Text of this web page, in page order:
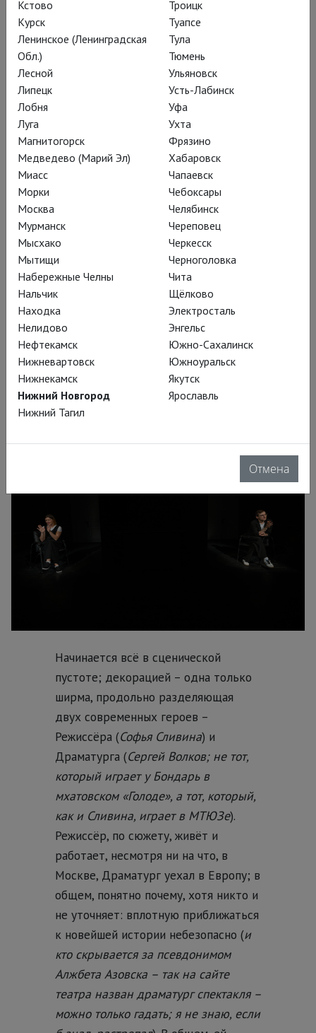
камерный и, вроде бы, очень простой
– чем сильно отличается от, кажется,
всех других её работ (см., например,
предшествовавший «Фотографии»
спектакль в Никитинском театре –
выдающий, но и переусложнённый
«Принц Гомбургский», или
головоломный
«Макбет»,
предыдущий спектакль Лизы в
). Притом
общественных и личных
измерениях, которые
красиво, свободно и
небанально
пересекаются.
Начинается всё в сценической
пустоте; декорацией – одна только
ширма, продольно разделяющая
двух современных героев –
Режиссёра (Софья Сливина) и
Драматурга (Сергей Волков; не тот,
который играет у Бондарь в
мхатовском «Голоде», а тот, который,
как и Сливина, играет в МТЮЗе).
Режиссёр, по сюжету, живёт и
работает, несмотря ни на что, в
Москве, Драматург уехал в Европу; в
общем, понятно почему, хотя никто и
не уточняет: вплотную приближаться
к новейшей истории небезопасно (и
кто скрывается за псевдонимом
Алжбета Азовска – так на сайте
театра назван драматург спектакля –
можно только гадать; я не знаю, если
Кстово
Курск
Ленинское (Ленинградская
Обл.)
Лесной
Липецк
Лобня
Луга
Магнитогорск
Медведево (Марий Эл)
Миасс
Морки
Москва
Мурманск
Мысхако
Мытищи
Набережные Челны
Нальчик
Находка
Нелидово
Нефтекамск
Нижневартовск
Нижнекамск
Нижний Новгород
Нижний Тагил
Троицк
Туапсе
Тула
Тюмень
Ульяновск
Усть-Лабинск
Уфа
Ухта
Фрязино
Хабаровск
Чапаевск
Чебоксары
Челябинск
Череповец
Черкесск
Черноголовка
Чита
Щёлково
Электросталь
Энгельс
Южно-Сахалинск
Южноуральск
Якутск
Ярославль
Отмена